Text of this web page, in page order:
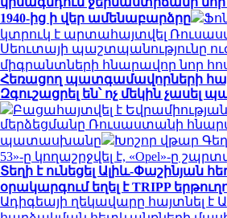
1940-ից ի վեր ամենաբարձրը
կտրուկ է արտահայտվել
Սեուտայի ​​պաշտպանությունը
միգրանտների հնարավոր նոր
Հեռացող պատգամավորների
Զգուշացրել են՝ ոչ մեկին
Բացահայտվել է
մերձեցմանը Ռուսաստանի
պատասխանը
Խոշոր վթար
53»-ը կողաշրջվել է, «Opel»-ը
Տեղի է ունեցել Ալիև-Փաշինյան
օրակարգում եղել է TRIPP
Ադիգեայի ղեկավարը հայտնել է